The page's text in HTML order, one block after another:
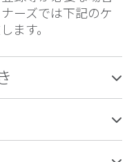
ーズでは下記のケ
ます。